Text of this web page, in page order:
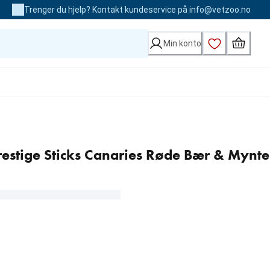
Trenger du hjelp? Kontakt kundeservice på info@vetzoo.no
Min konto
Sticks Canaries Røde Bær & Mynte